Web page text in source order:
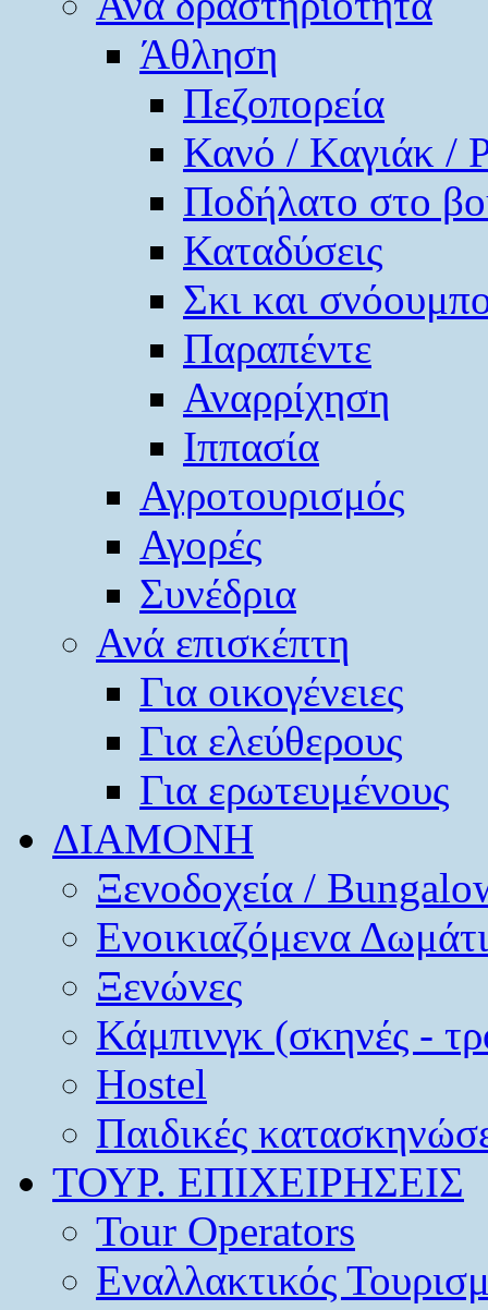
Άθληση
Πεζοπορεία
Κανό / Καγιάκ /
Ποδήλατο στο
Καταδύσεις
Σκι και
Παραπέντε
Αναρρίχηση
Ιππασία
Αγροτουρισμός
Αγορές
Συνέδρια
Ανά επισκέπτη
Για οικογένειες
Για ελεύθερους
Για ερωτευμένους
ΔΙΑΜΟΝΗ
Ξενοδοχεία /
Ενοικιαζόμενα
Ξενώνες
Κάμπινγκ (σκηνές -
Hostel
Παιδικές
ΤΟΥΡ. ΕΠΙΧΕΙΡΗΣΕΙΣ
Tour Operators
Εναλλακτικός